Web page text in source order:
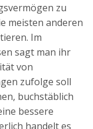
zu
meisten anderen
Im
sagt man ihr
von
zufolge soll
buchstäblich
bessere
handelt es